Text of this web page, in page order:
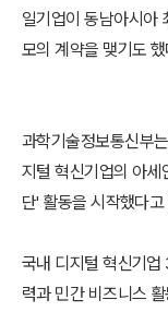
일기업이 동남아시아
모의 계약을 맺기도
과학기술정보통신부
지털 혁신기업의 아세
단' 활동을 시작했다고
국내 디지털 혁신기
력과 민간 비즈니스